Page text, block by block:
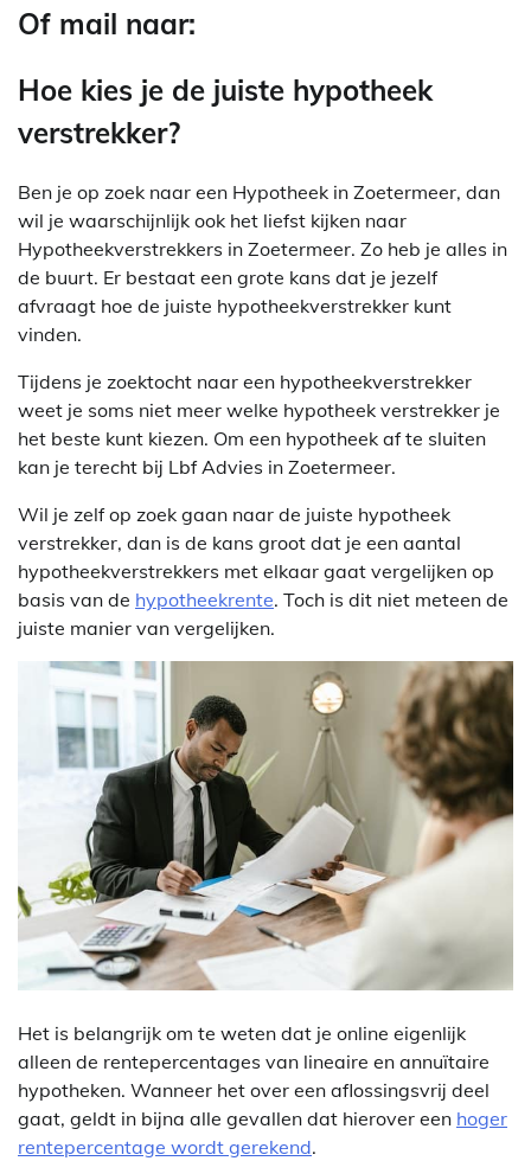
Of mail naar:
Hoe kies je de juiste hypotheek
verstrekker?
Ben je op zoek naar een Hypotheek in Zoetermeer, dan
wil je waarschijnlijk ook het liefst kijken naar
Hypotheekverstrekkers in Zoetermeer. Zo heb je alles in
de buurt. Er bestaat een grote kans dat je jezelf
afvraagt hoe de juiste hypotheekverstrekker kunt
vinden.
Tijdens je zoektocht naar een hypotheekverstrekker
weet je soms niet meer welke hypotheek verstrekker je
het beste kunt kiezen. Om een hypotheek af te sluiten
kan je terecht bij Lbf Advies in Zoetermeer.
Wil je zelf op zoek gaan naar de juiste hypotheek
verstrekker, dan is de kans groot dat je een aantal
hypotheekverstrekkers met elkaar gaat vergelijken op
basis van de hypotheekrente. Toch is dit niet meteen de
juiste manier van vergelijken.
Het is belangrijk om te weten dat je online eigenlijk
alleen de rentepercentages van lineaire en annuïtaire
hypotheken. Wanneer het over een aflossingsvrij deel
gaat, geldt in bijna alle gevallen dat hierover een hoger
rentepercentage wordt gerekend.